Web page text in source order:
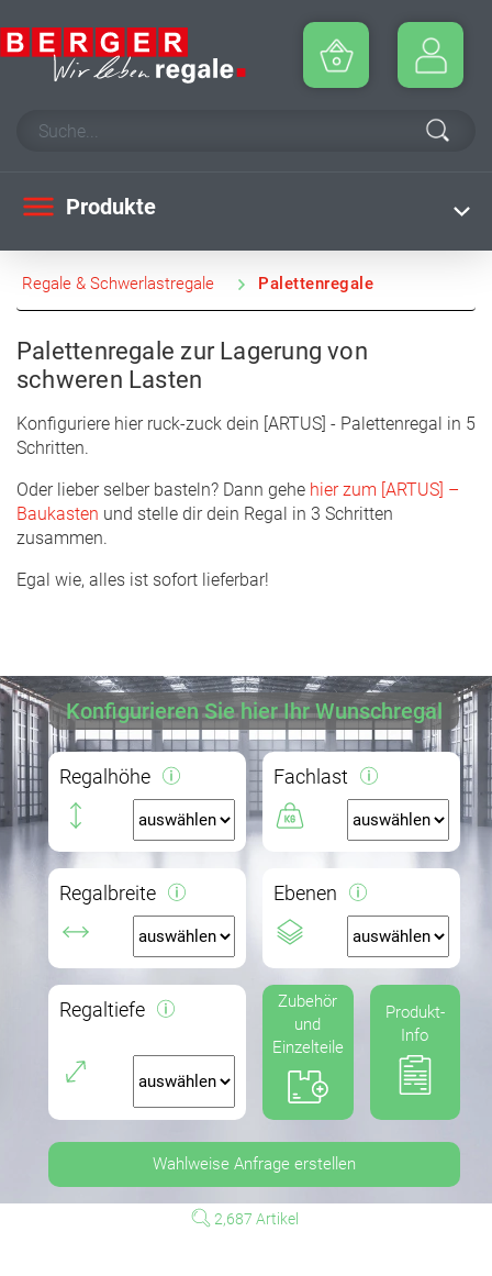
Produkte
Regale & Schwerlastregale Palettenregale
Palettenregale zur Lagerung von
schweren Lasten
Konfiguriere hier ruck-zuck dein [ARTUS] - Palettenregal in 5
Schritten.
Oder lieber selber basteln? Dann gehe hier zum [ARTUS] –
Baukasten und stelle dir dein Regal in 3 Schritten
zusammen.
Egal wie, alles ist sofort lieferbar!
Konfigurieren Sie hier Ihr Wunschregal
Regalhöhe Fachlast
Regalbreite Ebenen
Regaltiefe
Zubehör
und
Einzelteile
Produkt-
Info
Wahlweise Anfrage erstellen
2,687 Artikel